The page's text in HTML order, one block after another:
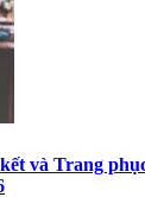
và Trang